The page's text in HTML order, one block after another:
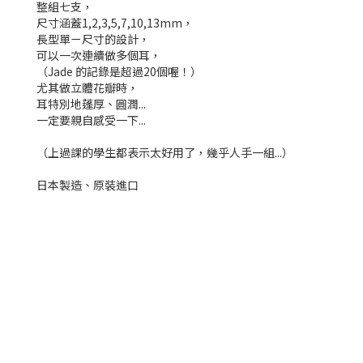
整組七支，
尺寸涵蓋1,2,3,5,7,10,13mm，
長型單ㄧ尺寸的設計，
可以一次連續做多個耳，
（Jade 的記錄是超過20個喔！）
尤其做立體花瓣時，
耳特別地蓬厚、圓潤...
一定要親自感受一下...
（上過課的學生都表示太好用了，幾乎人手一組...）
日本製造、原裝進口